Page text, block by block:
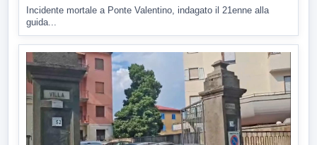
Incidente mortale a Ponte Valentino, indagato il 21enne alla
guida...